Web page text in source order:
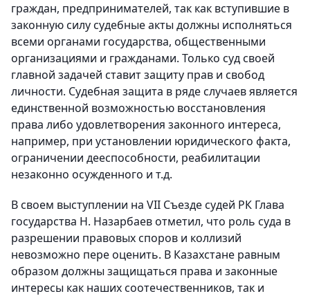
граждан, предпринимателей, так как вступившие в
законную силу судебные акты должны исполняться
всеми органами государства, общественными
организациями и гражданами. Только суд своей
главной задачей ставит защиту прав и свобод
личности. Судебная защита в ряде случаев является
единственной возможностью восстановления
права либо удовлетворения законного интереса,
например, при установлении юридического факта,
ограничении дееспособности, реабилитации
незаконно осужденного и т.д.
В своем выступлении на VII Съезде судей РК Глава
государства Н. Назарбаев отметил, что роль суда в
разрешении правовых споров и коллизий
невозможно пере оценить. В Казахстане равным
образом должны защищаться права и законные
интересы как наших соотечественников, так и